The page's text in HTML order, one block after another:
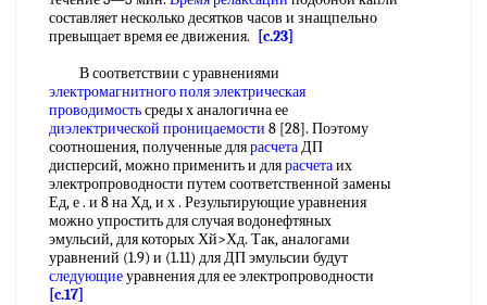
составляет несколько десятков часов и знащпельно
превыщает время ее движения.
[c.23]
В соответствии с уравнениями
электромагнитного поляэлектрическая
проводимостьсреды х аналогична ее
диэлектрической проницаемости 8 [28]. Поэтому
соотношения, полученные длярасчетаДП
дисперсий, можно применить и длярасчетаих
электропроводности путем соответственной замены
Ед, е . и 8 на Хд, и х . Результирующие уравнения
можно упростить для случая водонефтяных
эмульсий, для которых Хй>Хд. Так, аналогами
уравнений (1.9) и (1.11) для ДП эмульсии будут
следующиеуравнения для ее электропроводности
[c.17]